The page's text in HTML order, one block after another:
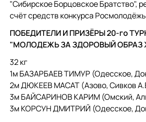
"Сибирское Борцовское Братство",
счёт средств конкурса
ПОБЕДИТЕЛИ И ПРИЗЁРЫ 20-го
"МОЛОДЕЖЬ ЗА ЗДОРОВЫЙ ОБРАЗ
32 кг
1м БАЗАРБАЕВ ТИМУР (Одесское,
2м ДЮКЕЕВ МАСАТ (Азово, Сивков
3м БАЙСАРИНОВ КАРИМ (Омский,
3м КОРСУН ДМИТРИЙ (Одесское,